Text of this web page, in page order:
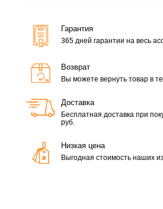
Гарантия
365 дней гарантии на весь
Возврат
Вы можете вернуть товар в
Доставка
Бесплатная доставка при
руб.
Низкая цена
Выгодная стоимость наших